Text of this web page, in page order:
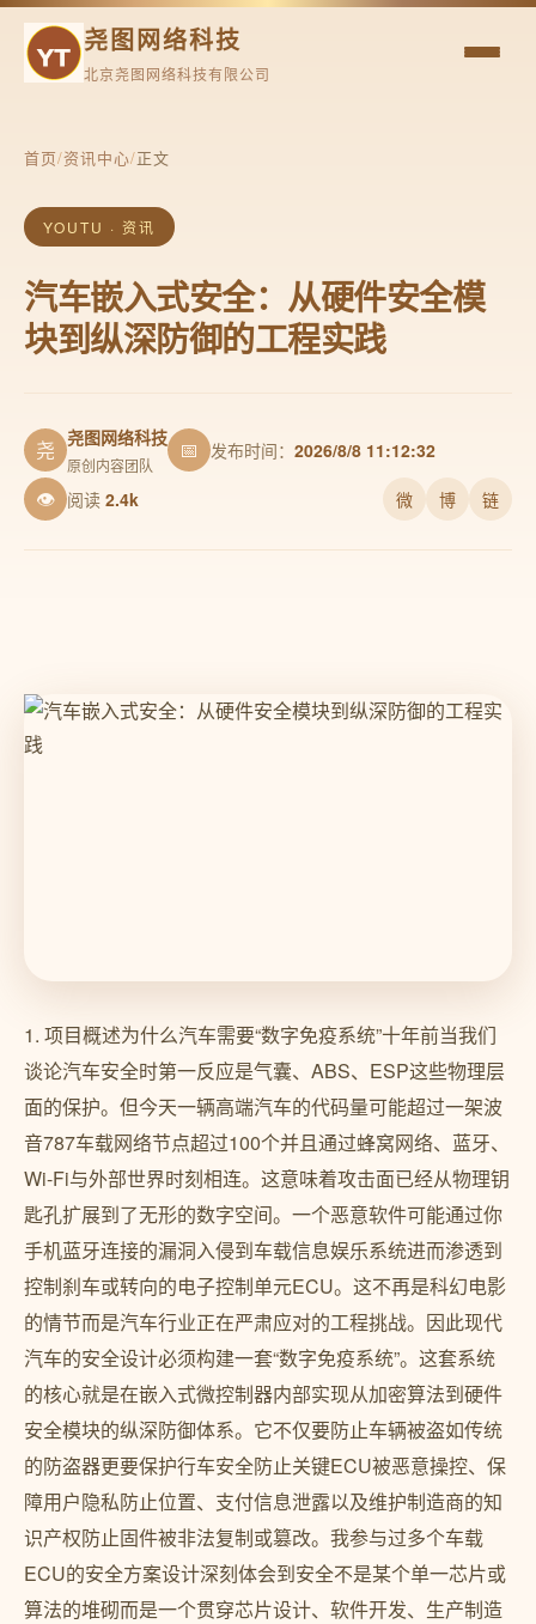
尧图网络科技
北京尧图网络科技有限公司
首页/资讯中心/正文
YOUTU · 资讯
汽车嵌入式安全：从硬件安全模
块到纵深防御的工程实践
尧 尧图网络科技
原创内容团队
📅 发布时间： 2026/8/8 11:12:32
👁 阅读 2.4k 微 博 链
1. 项目概述为什么汽车需要“数字免疫系统”十年前当我们
谈论汽车安全时第一反应是气囊、ABS、ESP这些物理层
面的保护。但今天一辆高端汽车的代码量可能超过一架波
音787车载网络节点超过100个并且通过蜂窝网络、蓝牙、
Wi-Fi与外部世界时刻相连。这意味着攻击面已经从物理钥
匙孔扩展到了无形的数字空间。一个恶意软件可能通过你
手机蓝牙连接的漏洞入侵到车载信息娱乐系统进而渗透到
控制刹车或转向的电子控制单元ECU。这不再是科幻电影
的情节而是汽车行业正在严肃应对的工程挑战。因此现代
汽车的安全设计必须构建一套“数字免疫系统”。这套系统
的核心就是在嵌入式微控制器内部实现从加密算法到硬件
安全模块的纵深防御体系。它不仅要防止车辆被盗如传统
的防盗器更要保护行车安全防止关键ECU被恶意操控、保
障用户隐私防止位置、支付信息泄露以及维护制造商的知
识产权防止固件被非法复制或篡改。我参与过多个车载
ECU的安全方案设计深刻体会到安全不是某个单一芯片或
算法的堆砌而是一个贯穿芯片设计、软件开发、生产制造